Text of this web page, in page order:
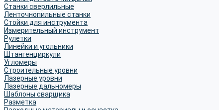
Станки сверлильные
Ленточнопильные станки
Стойки для инструмента
Измерительный инструмент
Рулетки
Линейки и угольники
Штангенциркули
Угломеры
Строительные уровни
Лазерные уровни
Лазерные дальномеры
Шаблоны сварщика
Разметка